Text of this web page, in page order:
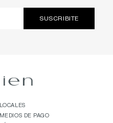
LOCALES
MEDIOS DE PAGO